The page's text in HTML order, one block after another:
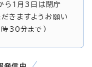
ら1月3日は閉庁
きますようお願い
時30分まで）